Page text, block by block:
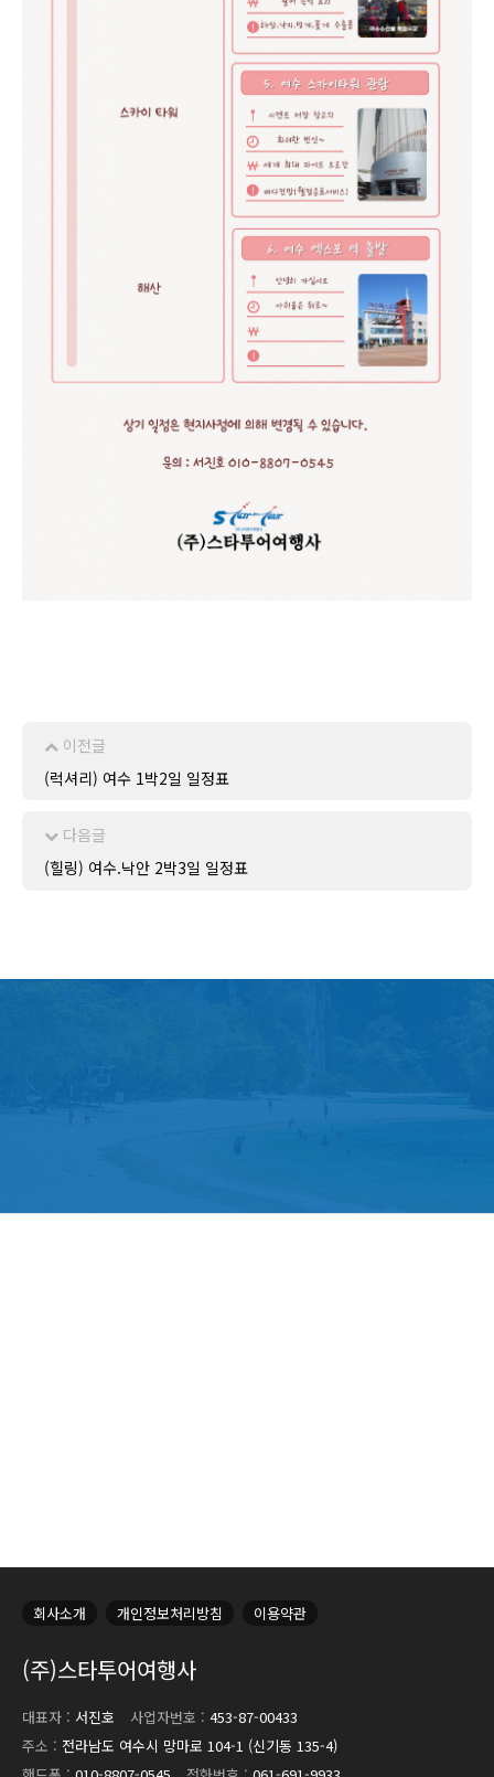
이전글
(럭셔리) 여수 1박2일 일정표
다음글
(힐링) 여수.낙안 2박3일 일정표
회사소개 개인정보처리방침 이용약관
(주)스타투어여행사
대표자 : 서진호 사업자번호 : 453-87-00433
주소 : 전라남도 여수시 망마로 104-1 (신기동 135-4)